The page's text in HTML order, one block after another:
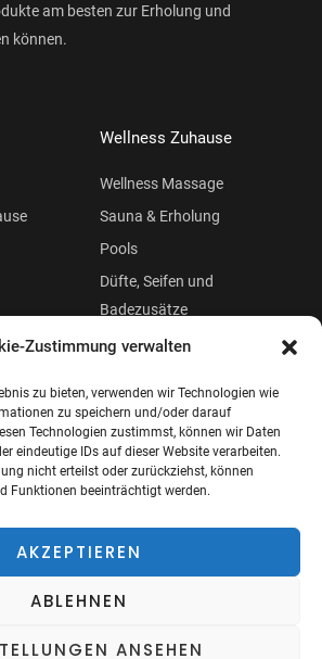
Zustimmung verwalten
zu bieten, verwenden wir Technologien wie
zu speichern und/oder darauf
Technologien zustimmst, können wir Daten
eindeutige IDs auf dieser Website verarbeiten.
nicht erteilst oder zurückziehst, können
Funktionen beeinträchtigt werden.
AKZEPTIEREN
ABLEHNEN
ANSEHEN
am besten zur Erholung und
können.
Wellness Zuhause
Wellness Massage
Sauna & Erholung
Pools
Düfte, Seifen und
Badezusätze
Beauty
Menü